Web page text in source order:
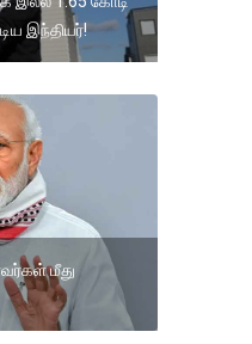
இந்தியர்!
மீது